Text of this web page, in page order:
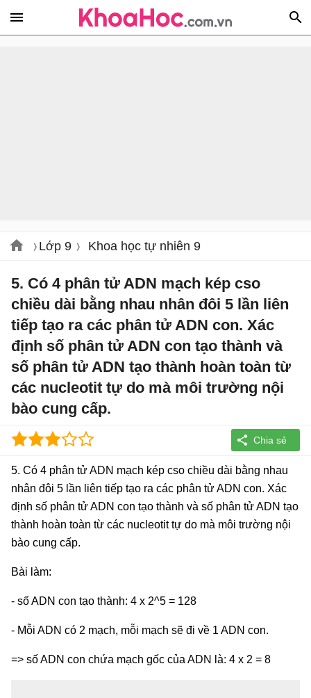
Lớp 9 Khoa học tự nhiên 9
5. Có 4 phân tử ADN mạch kép cso
chiều dài bằng nhau nhân đôi 5 lần liên
tiếp tạo ra các phân tử ADN con. Xác
định số phân tử ADN con tạo thành và
số phân tử ADN tạo thành hoàn toàn từ
các nucleotit tự do mà môi trường nội
bào cung cấp.
5. Có 4 phân tử ADN mạch kép cso chiều dài bằng nhau
nhân đôi 5 lần liên tiếp tạo ra các phân tử ADN con. Xác
định số phân tử ADN con tạo thành và số phân tử ADN tạo
thành hoàn toàn từ các nucleotit tự do mà môi trường nội
bào cung cấp.
Bài làm:
- số ADN con tạo thành: 4 x 2^5 = 128
- Mỗi ADN có 2 mạch, mỗi mạch sẽ đi về 1 ADN con.
=> số ADN con chứa mạch gốc của ADN là: 4 x 2 = 8